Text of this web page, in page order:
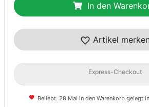
In den
Artikel merken
Express-Checkout
Beliebt. 28 Mal in den Warenkorb gelegt